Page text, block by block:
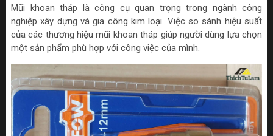
Mũi khoan tháp là công cụ quan trọng trong ngành công
nghiệp xây dựng và gia công kim loại. Việc so sánh hiệu suất
của các thương hiệu mũi khoan tháp giúp người dùng lựa chọn
một sản phẩm phù hợp với công việc của mình.